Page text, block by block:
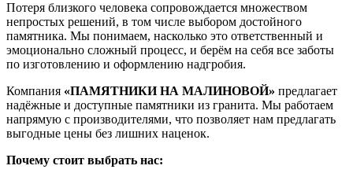
Потеря близкого человека сопровождается множеством
непростых решений, в том числе выбором достойного
памятника. Мы понимаем, насколько это ответственный и
эмоционально сложный процесс, и берём на себя все заботы
по изготовлению и оформлению надгробия.
Компания «ПАМЯТНИКИНА МАЛИНОВОЙ» предлагает
надёжные и доступные памятники из гранита. Мы работаем
напрямую с производителями, что позволяет нам предлагать
выгодные цены без лишних наценок.
Почему стоит выбрать нас: